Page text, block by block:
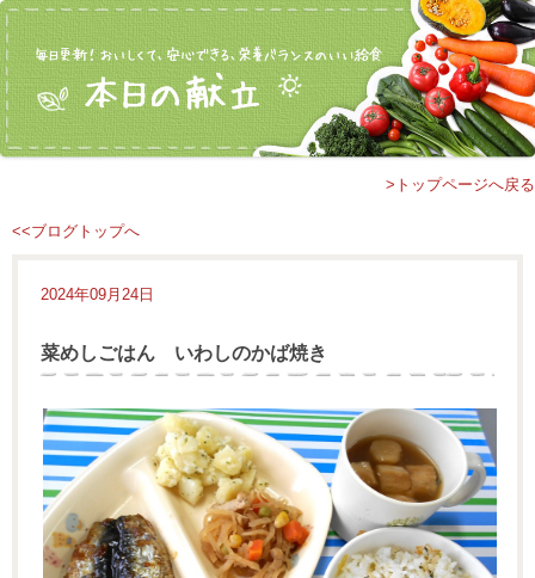
>トップページへ戻る
<<ブログトップへ
2024年09月24日
菜めしごはん いわしのかば焼き